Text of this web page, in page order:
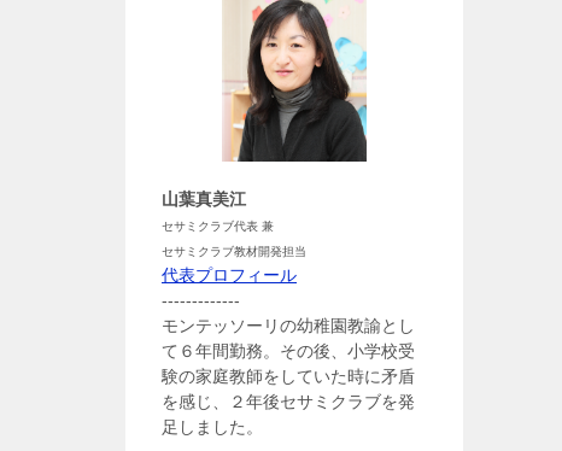
山葉真美江
セサミクラブ代表 兼
セサミクラブ教材開発担当
代表プロフィール
-------------
モンテッソーリの幼稚園教諭とし
て６年間勤務。その後、小学校受
験の家庭教師をしていた時に矛盾
を感じ、２年後セサミクラブを発
足しました。